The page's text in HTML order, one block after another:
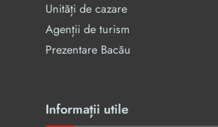
Unități de cazare
Agenții de turism
Prezentare Bacău
Informații utile